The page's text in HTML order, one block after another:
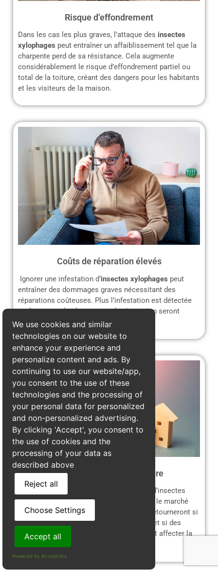
Risque d’effondrement
Dans les cas les plus graves, l’attaque des insectes
xylophages peut entraîner un affaiblissement tel que la
charpente perd de sa résistance. Cela augmente
considérablement le risque d’effondrement partiel ou
total de la toiture, créant des dangers pour les habitants
et les visiteurs de la maison.
Coûts de réparation élevés
Ignorer une infestation d’insectes xylophages peut
entraîner des dommages graves nécessitant des
réparations coûteuses. Plus l’infestation est détectée
tardivement, plus les travaux de rénovation seront
complexes et onéreux.
Perte de valeur immobilière
Une maison avec une
d’insectes
xylophages verra sa valeur dégringoler sur le marché
immobilier. Les acheteurs potentiels se détourneront si
des signes d’infestation sont découverts, et si des
réparations sont nécessaires, cela pourrait affecter la
We use cookies and similar
technologies on our website to
enhance your experience and
personalize content and ads. By
continuing to use our website/app,
you consent to the use of these
technologies and the processing of
your personal data for personalized
and non-personalized advertising.
By clicking 'Accept', you consent to
the use of cookies and the
processing of your data as
described above
Reject all
Choose Settings
Accept all
Powered by Acceptrics